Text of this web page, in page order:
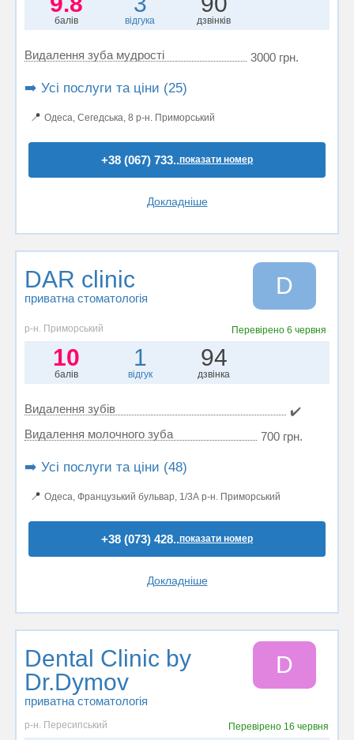
балів відгука дзвінків
Видалення зуба мудрості 3000 грн.
➡️ Усі послуги та ціни (25)
📍 Одеса, Сегедська, 8 р-н. Приморський
+38 (067) 733..показати номер
Докладніше
DAR clinic
приватна стоматологія D
р-н. Приморський Перевірено 6 червня
10
балів
1
відгук
94
дзвінка
Видалення зубів
✔️
Видалення молочного зуба
700 грн.
➡️ Усі послуги та ціни (48)
📍 Одеса, Французький бульвар, 1/3А р-н. Приморський
+38 (073) 428..показати номер
Докладніше
Dental Clinic by
Dr.Dymov
приватна стоматологія
D
р-н. Пересипський Перевірено 16 червня